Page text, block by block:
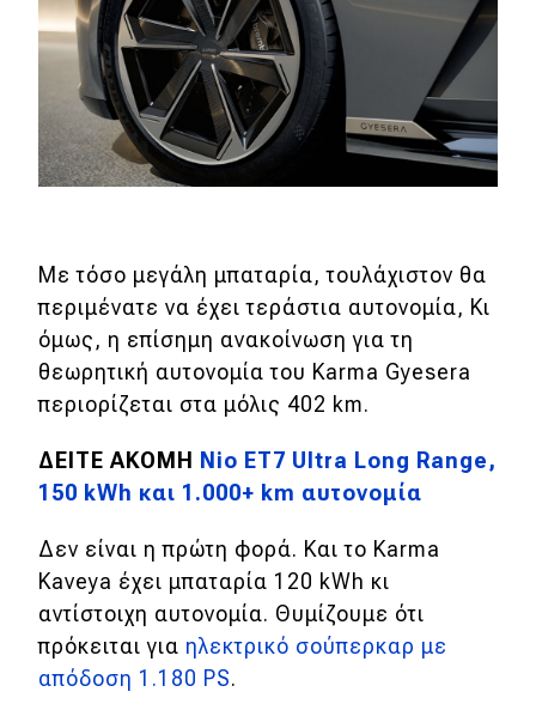
eDRIVE
DRIVE USED
Με τόσο μεγάλη μπαταρία, τουλάχιστον θα
περιμένατε να έχει τεράστια αυτονομία, Κι
όμως, η επίσημη ανακοίνωση για τη
θεωρητική αυτονομία του Karma Gyesera
περιορίζεται στα μόλις 402 km.
ΔΕΙΤΕ ΑΚΟΜΗ
Nio ET7 Ultra Long Range,
150 kWh και 1.000+ km αυτονομία
Δεν είναι η πρώτη φορά. Και το Karma
Kaveya έχει μπαταρία 120 kWh κι
αντίστοιχη αυτονομία. Θυμίζουμε ότι
πρόκειται για ηλεκτρικό σούπερκαρ με
απόδοση 1.180 PS.